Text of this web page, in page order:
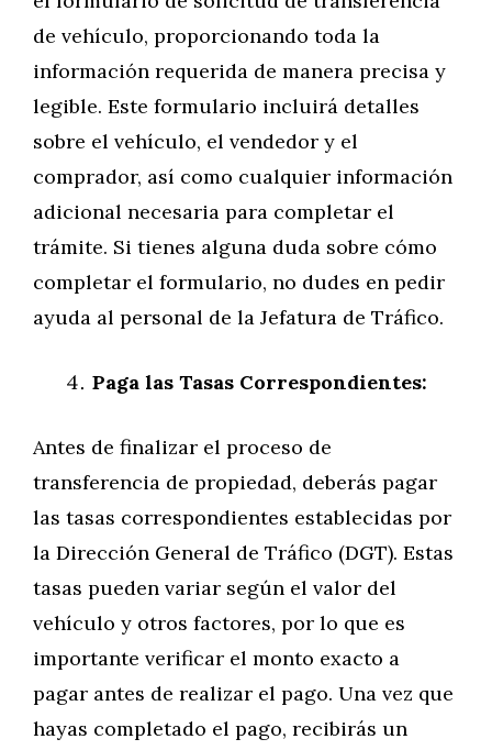
de vehículo, proporcionando toda la
información requerida de manera precisa y
legible. Este formulario incluirá detalles
sobre el vehículo, el vendedor y el
comprador, así como cualquier información
adicional necesaria para completar el
trámite. Si tienes alguna duda sobre cómo
completar el formulario, no dudes en pedir
ayuda al personal de la Jefatura de Tráfico.
Paga las Tasas Correspondientes:
Antes de finalizar el proceso de
transferencia de propiedad, deberás pagar
las tasas correspondientes establecidas por
la Dirección General de Tráfico (DGT). Estas
tasas pueden variar según el valor del
vehículo y otros factores, por lo que es
importante verificar el monto exacto a
pagar antes de realizar el pago. Una vez que
hayas completado el pago, recibirás un